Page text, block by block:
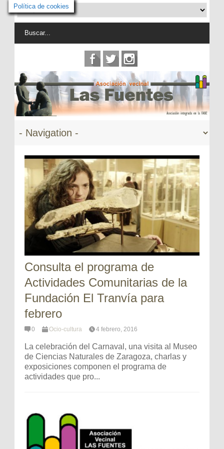
Consulta el programa de
Actividades Comunitarias de la
Fundación El Tranvía para
febrero
0 Ocio-cultura 4 febrero, 2016
La celebración del Carnaval, una visita al Museo
de Ciencias Naturales de Zaragoza, charlas y
exposiciones componen el programa de
actividades que pro...
Política de cookies